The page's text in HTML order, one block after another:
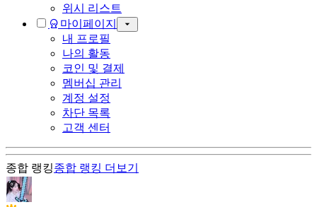
위시 리스트
마이페이지
내 프로필
나의 활동
코인 및 결제
멤버십 관리
계정 설정
차단 목록
고객 센터
종합 랭킹종합 랭킹 더보기